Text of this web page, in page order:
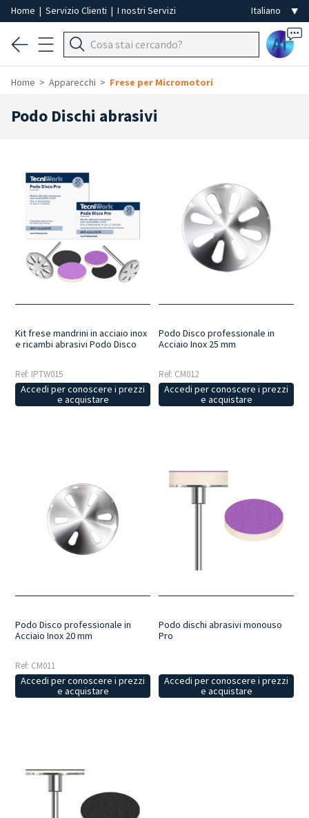
Home | Servizio Clienti | I nostri Servizi
Ai
Home Apparecchi Frese per Micromotori
Podo Dischi abrasivi
Kit frese mandrini in acciaio inox
e ricambi abrasivi Podo Disco
Ref: IPTW015
Accedi per conoscere i prezzi
e acquistare
Podo Disco professionale in
Acciaio Inox 25 mm
Ref: CM012
Accedi per conoscere i prezzi
e acquistare
Podo Disco professionale in
Acciaio Inox 20 mm
Ref: CM011
Accedi per conoscere i prezzi
e acquistare
Podo dischi abrasivi monouso
Pro
Accedi per conoscere i prezzi
e acquistare